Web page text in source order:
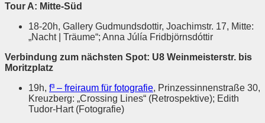
Tour A: Mitte-Süd
18-20h, Gallery Gudmundsdottir, Joachimstr. 17, Mitte:
„Nacht | Träume“; Anna Júlía Fridbjörnsdóttir
Verbindung zum nächsten Spot: U8 Weinmeisterstr. bis
Moritzplatz
19h, f³ – freiraum für fotografie, Prinzessinnenstraße 30,
Kreuzberg: „Crossing Lines“ (Retrospektive); Edith
Tudor-Hart (Fotografie)